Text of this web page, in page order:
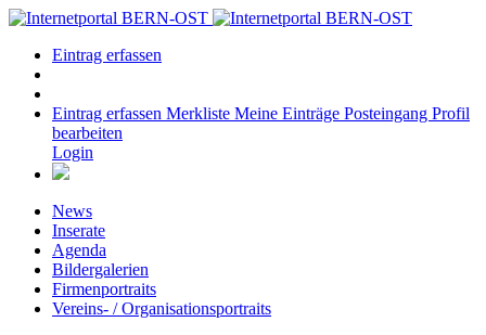
Eintrag erfassen
Eintrag erfassen Merkliste Meine Einträge Posteingang Profil
bearbeiten
Login
News
Inserate
Agenda
Bildergalerien
Firmenportraits
Vereins- / Organisationsportraits